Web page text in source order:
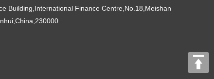
Building,International Finance Centre,No.18,Meishan